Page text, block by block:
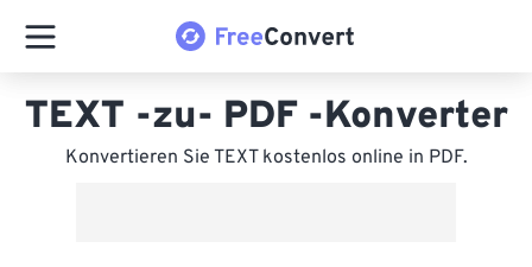
TEXT -zu- PDF -Konverter
Konvertieren Sie TEXT kostenlos online in PDF.